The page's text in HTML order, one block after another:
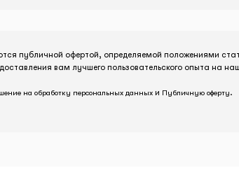
публичной офертой, определяемой положениями
вам лучшего пользовательского опыта на
на обработку персональных данных и Публичную оферту.